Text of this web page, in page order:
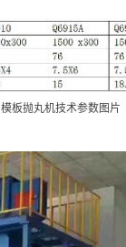
模板抛丸机技术参数图片